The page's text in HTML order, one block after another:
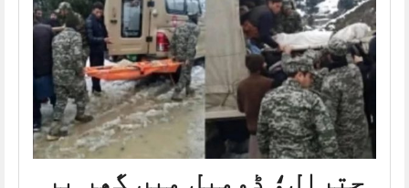
چترال؛ ڈومیل میں گھر پر